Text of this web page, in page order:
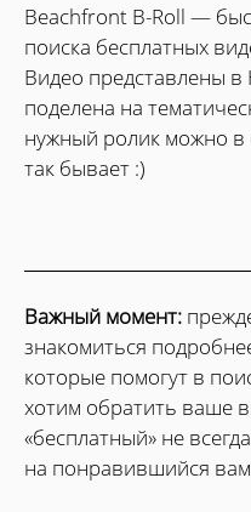
Beachfront B-Roll —
поиска бесплатных
Видео представлены в
поделена на
нужный ролик можно в
так бывает :)
Важный момент:
знакомиться
которые помогут в
хотим обратить ваше
«бесплатный» не
на понравившийся